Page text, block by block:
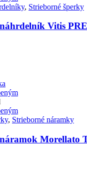
, Strieborné šperky
Vitis
, Strieborné náramky
Morellato